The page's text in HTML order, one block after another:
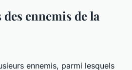
des ennemis de la
ennemis, parmi lesquels